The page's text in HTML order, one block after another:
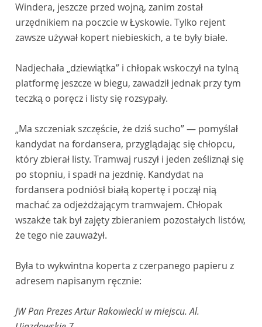
Windera, jeszcze przed wojną, zanim został
urzędnikiem na poczcie w Łyskowie. Tylko rejent
zawsze używał kopert niebieskich, a te były białe.
Nadjechała „dziewiątka” i chłopak wskoczył na tylną
platformę jeszcze w biegu, zawadził jednak przy tym
teczką o poręcz i listy się rozsypały.
„Ma szczeniak szczęście, że dziś sucho” — pomyślał
kandydat na fordansera, przyglądając się chłopcu,
który zbierał listy. Tramwaj ruszył i jeden ześliznął się
po stopniu, i spadł na jezdnię. Kandydat na
fordansera podniósł białą kopertę i począł nią
machać za odjeżdżającym tramwajem. Chłopak
wszakże tak był zajęty zbieraniem pozostałych listów,
że tego nie zauważył.
Była to wykwintna koperta z czerpanego papieru z
adresem napisanym ręcznie:
JW Pan Prezes Artur Rakowiecki w miejscu. Al.